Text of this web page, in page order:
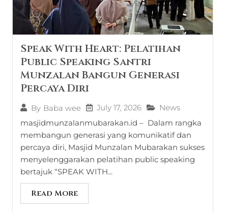
Speak With Heart: Pelatihan
Public Speaking Santri
Munzalan Bangun Generasi
Percaya Diri
By Baba wee July 17, 2026
News
masjidmunzalanmubarakan.id – Dalam rangka
membangun generasi yang komunikatif dan
percaya diri, Masjid Munzalan Mubarakan sukses
menyelenggarakan pelatihan public speaking
bertajuk “SPEAK WITH...
Read More